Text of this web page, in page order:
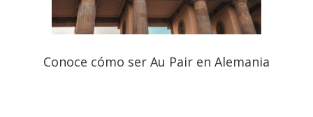
Conoce cómo ser Au Pair en Alemania